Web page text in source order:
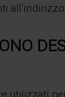
all’indirizzo